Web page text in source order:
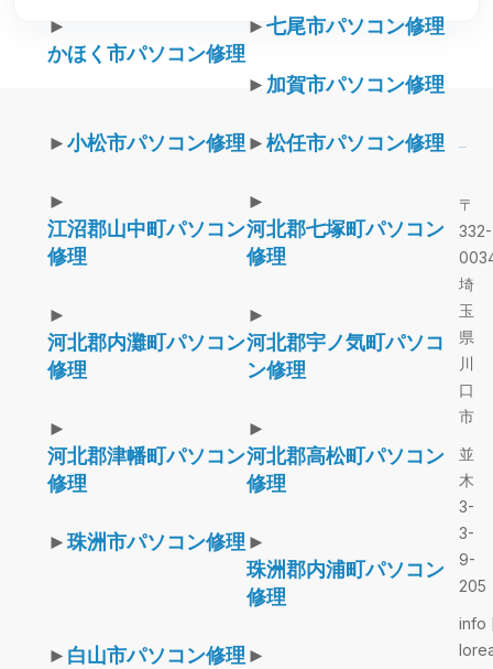
►
かほく市パソコン修理
►七尾市パソコン修理
► 加賀市パソコン修理
►小松市パソコン修理 ►松任市パソコン修理
►
江沼郡山中町パソコン
修理
►
河北郡七塚町パソコン
修理
►
河北郡内灘町パソコン
修理
►
河北郡宇ノ気町パソコ
ン修理
►
河北郡津幡町パソコン
修理
►
河北郡高松町パソコン
修理
►珠洲市パソコン修理 ►
珠洲郡内浦町パソコン
修理
► 白山市パソコン修理 ►
〒
332-
埼
玉
県
川
口
市
並
木
3-
3-
9-
205
info